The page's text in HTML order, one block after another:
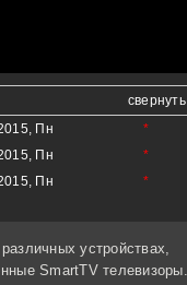
свернуть
Пн
*
Пн
*
Пн *
устройствах,
SmartTV телевизоры.